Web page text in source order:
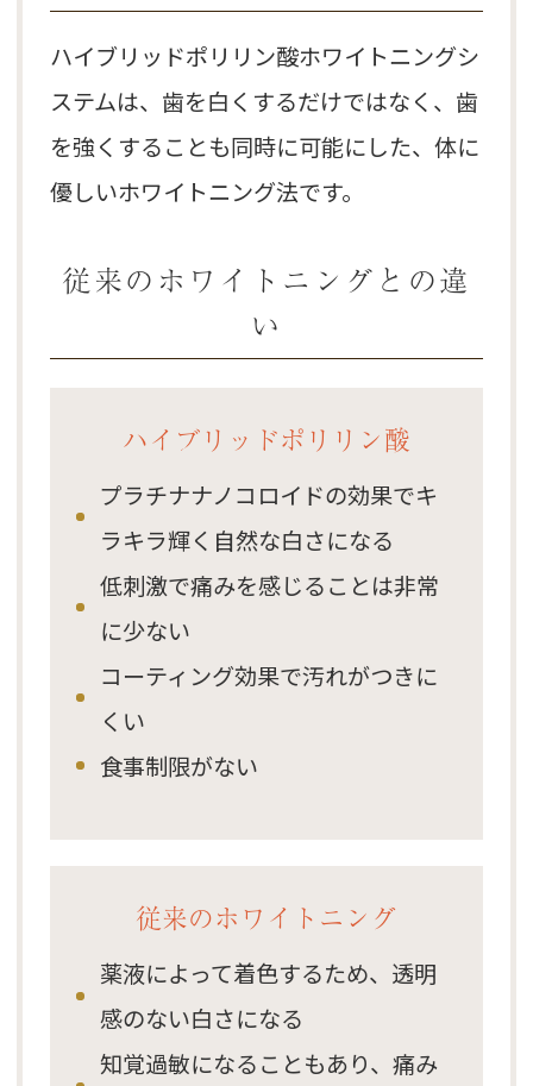
ハイブリッドポリリン酸ホワイトニングシ
ステムは、歯を白くするだけではなく、歯
を強くすることも同時に可能にした、体に
優しいホワイトニング法です。
従来のホワイトニングとの違
い
ハイブリッドポリリン酸
プラチナナノコロイドの効果でキ
ラキラ輝く自然な白さになる
低刺激で痛みを感じることは非常
に少ない
コーティング効果で汚れがつきに
くい
食事制限がない
従来のホワイトニング
薬液によって着色するため、透明
感のない白さになる
知覚過敏になることもあり、痛み